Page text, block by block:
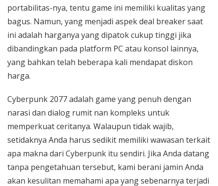
portabilitas-nya, tentu game ini memiliki kualitas yang
bagus. Namun, yang menjadi aspek deal breaker saat
ini adalah harganya yang dipatok cukup tinggi jika
dibandingkan pada platform PC atau konsol lainnya,
yang bahkan telah beberapa kali mendapat diskon
harga.
Cyberpunk 2077 adalah game yang penuh dengan
narasi dan dialog rumit nan kompleks untuk
memperkuat ceritanya. Walaupun tidak wajib,
setidaknya Anda harus sedikit memiliki wawasan terkait
apa makna dari Cyberpunk itu sendiri. Jika Anda datang
tanpa pengetahuan tersebut, kami berani jamin Anda
akan kesulitan memahami apa yang sebenarnya terjadi